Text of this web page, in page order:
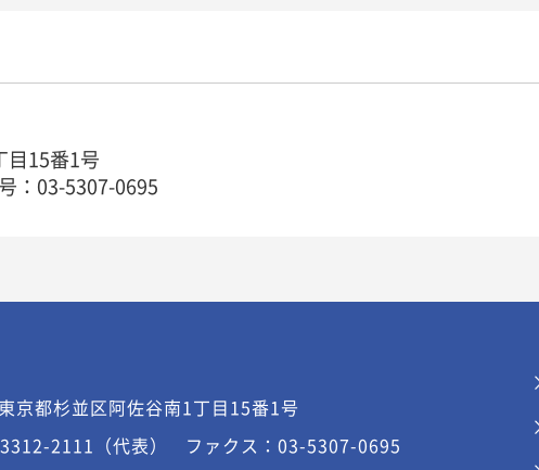
15番1号
：03-5307-0695
東京都杉並区阿佐谷南1丁目15番1号
2111（代表）
ファクス：03-5307-0695